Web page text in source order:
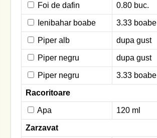
Foi de dafin 0.80 buc.
Ienibahar boabe 3.33 boabe
Piper alb dupa gust
Piper negru dupa gust
Piper negru 3.33 boabe
Racoritoare
Apa 120 ml
Zarzavat